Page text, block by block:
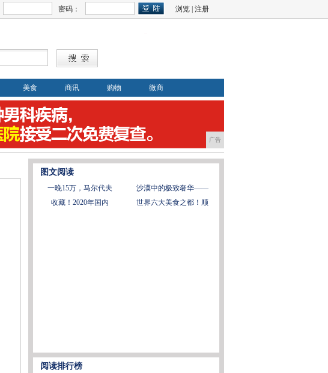
密码： 浏览 注册
美食 商讯 购物 微商
广告
图文阅读
一晚15万，马尔代夫
沙漠中的极致奢华——
收藏！2020年国内
世界六大美食之都！顺
阅读排行榜